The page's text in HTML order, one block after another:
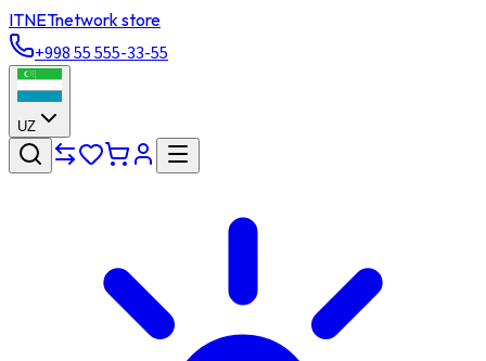
ITNETnetwork store
+998 55 555-33-55
UZ